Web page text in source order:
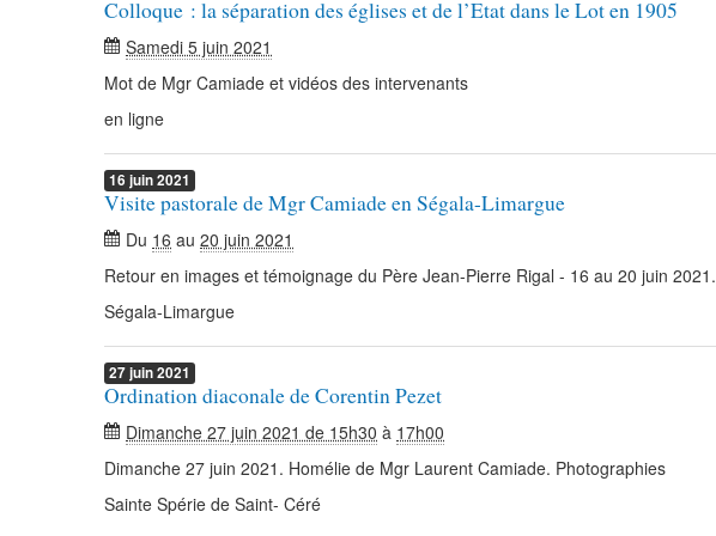
Colloque : la séparation des églises et de l’Etat dans le Lot en 1905
Samedi 5 juin 2021
Mot de Mgr Camiade et vidéos des intervenants
en ligne
16 juin2021
Visite pastorale de Mgr Camiade en Ségala-Limargue
Du 16 au 20 juin 2021
Retour en images et témoignage du Père Jean-Pierre Rigal - 16 au 20 juin 2021.
Ségala-Limargue
27juin2021
Ordination diaconale de Corentin Pezet
Dimanche 27 juin 2021 de 15h30 à 17h00
Dimanche 27 juin 2021. Homélie de Mgr Laurent Camiade. Photographies
Sainte Spérie de Saint- Céré